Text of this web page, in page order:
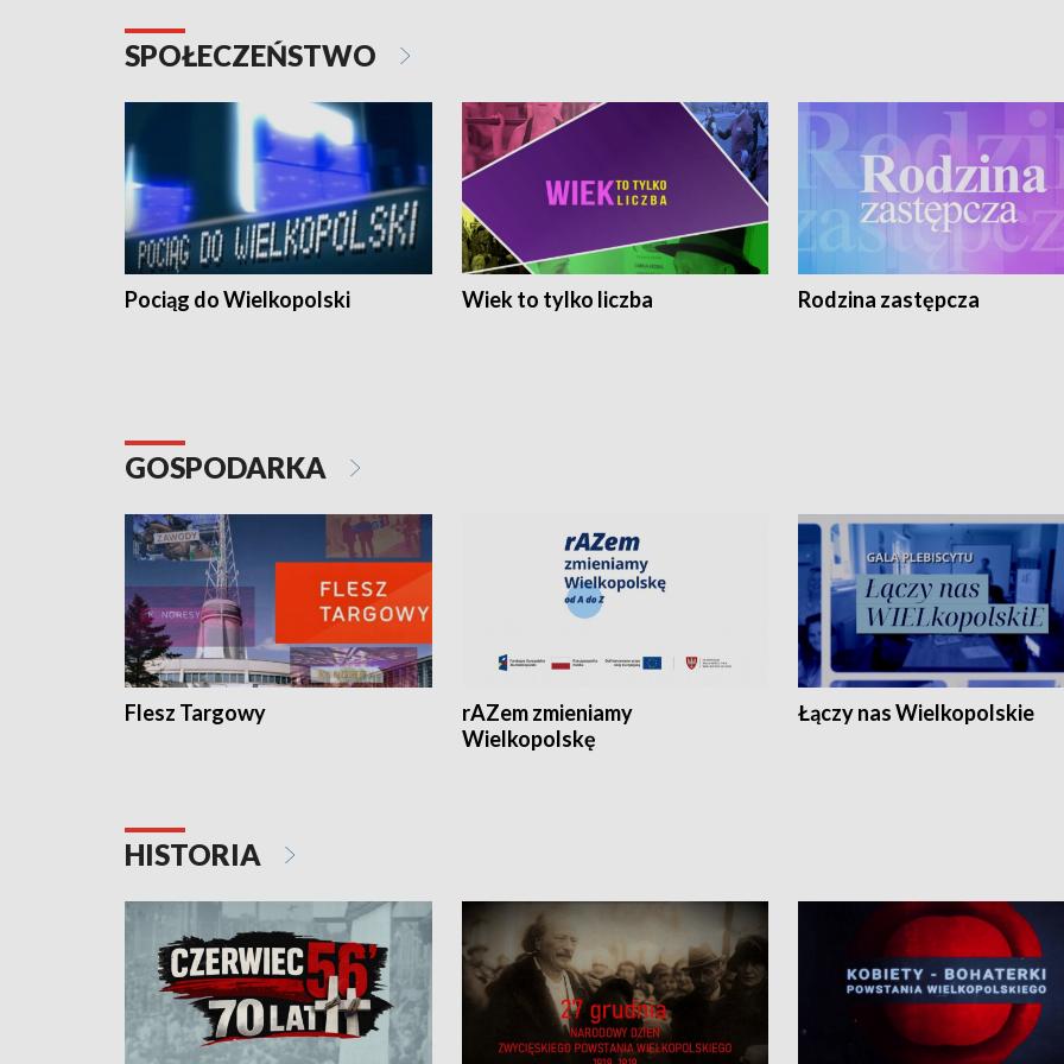
SPOŁECZEŃSTWO
Pociąg do Wielkopolski Wiek to tylko liczba Rodzina zastępcza
GOSPODARKA
Flesz Targowy
rAZem zmieniamy
Wielkopolskę
Łączy nas Wielkopolskie
HISTORIA